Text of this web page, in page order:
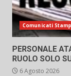
Comunicati
PERSONALE
RUOLO SOLO
6 Agosto 2026